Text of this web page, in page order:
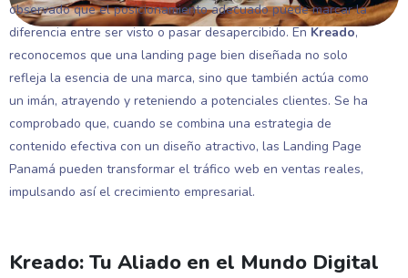
observado que el posicionamiento adecuado puede marcar la
diferencia entre ser visto o pasar desapercibido. En Kreado,
reconocemos que una landing page bien diseñada no solo
refleja la esencia de una marca, sino que también actúa como
un imán, atrayendo y reteniendo a potenciales clientes. Se ha
comprobado que, cuando se combina una estrategia de
contenido efectiva con un diseño atractivo, las Landing Page
Panamá pueden transformar el tráfico web en ventas reales,
impulsando así el crecimiento empresarial.
Kreado: Tu Aliado en el Mundo Digital